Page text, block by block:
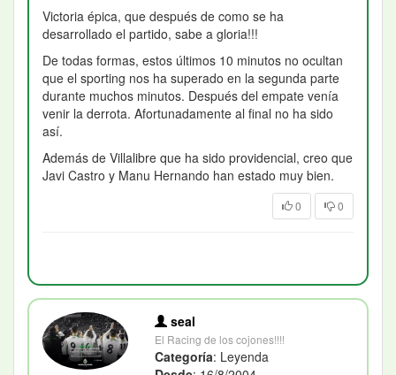
Victoria épica, que después de como se ha
desarrollado el partido, sabe a gloria!!!
De todas formas, estos últimos 10 minutos no ocultan
que el sporting nos ha superado en la segunda parte
durante muchos minutos. Después del empate venía
venir la derrota. Afortunadamente al final no ha sido
así.
Además de Villalibre que ha sido providencial, creo que
Javi Castro y Manu Hernando han estado muy bien.
0 0
seal
El Racing de los cojones!!!!
Categoría: Leyenda